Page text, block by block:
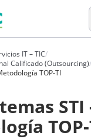
IT – TIC/
Calificado (Outsourcing)/
TOP-TI
STI